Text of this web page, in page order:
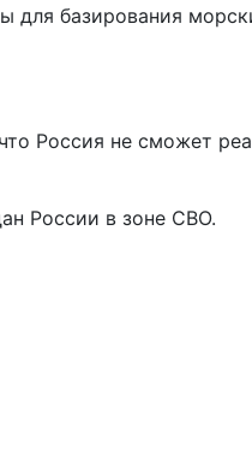
базирования
Россия не сможет
России в зоне СВО.